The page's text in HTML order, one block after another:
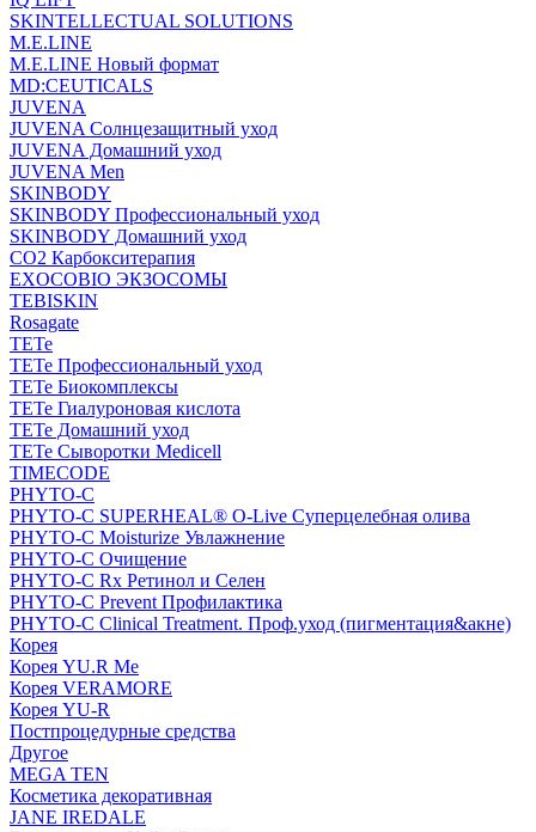
SKINTELLECTUAL SOLUTIONS
M.E.LINE
M.E.LINE Новый формат
MD:CEUTICALS
JUVENA
JUVENA Солнцезащитный уход
JUVENA Домашний уход
JUVENA Men
SKINBODY
SKINBODY Профессиональный уход
SKINBODY Домашний уход
CO2 Карбокситерапия
EXOCOBIO ЭКЗОСОМЫ
TEBISKIN
Rosagate
TETe
TETe Профессиональный уход
TETe Биокомплексы
TETe Гиалуроновая кислота
TETe Домашний уход
TETe Сыворотки Medicell
TIMECODE
PHYTO-C
PHYTO-C SUPERHEAL® O-Live Суперцелебная олива
PHYTO-C Moisturize Увлажнение
PHYTO-C Очищение
PHYTO-C Rx Ретинол и Селен
PHYTO-C Prevent Профилактика
PHYTO-C Clinical Treatment. Проф.уход (пигментация&акне)
Корея
Корея YU.R Me
Корея VERAMORE
Корея YU-R
Постпроцедурные средства
Другое
MEGA TEN
Косметика декоративная
JANE IREDALE